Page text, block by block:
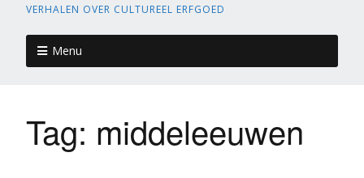
VERHALEN OVER CULTUREEL ERFGOED
Menu
Tag: middeleeuwen